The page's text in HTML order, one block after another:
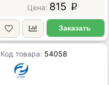
815 p
Заказать
Код товара: 54058